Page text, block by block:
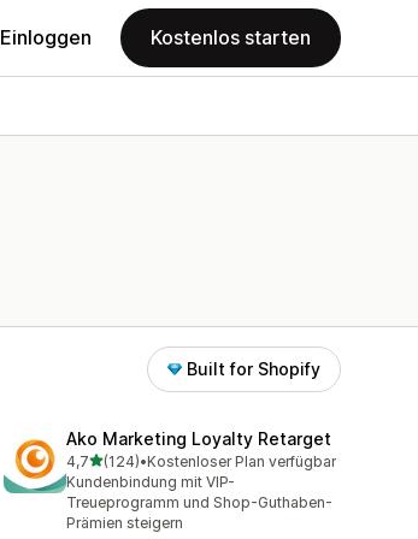
Einloggen Kostenlos starten
Built for Shopify
Ako Marketing Loyalty Retarget
4,7von 5 Sternen
(124)
124 Rezensionen insgesamt
•Kostenloser Plan verfügbar
Kundenbindung mit VIP-
Treueprogramm und Shop-Guthaben-
Prämien steigern